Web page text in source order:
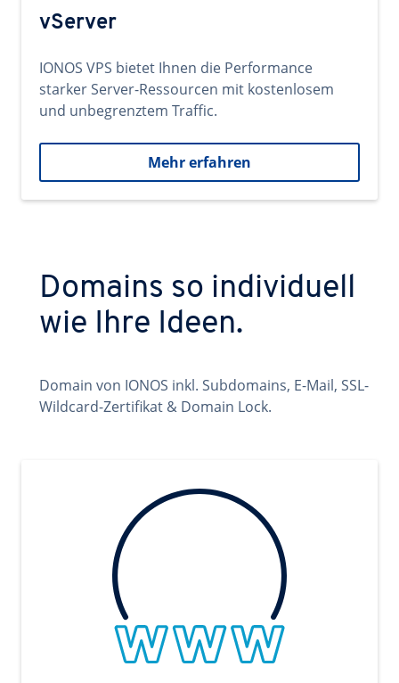
vServer
IONOS VPS bietet Ihnen die Performance
starker Server-Ressourcen mit kostenlosem
und unbegrenztem Traffic.
Mehr erfahren
Domains so individuell
wie Ihre Ideen.
Domain von IONOS inkl. Subdomains, E-Mail, SSL-
Wildcard-Zertifikat & Domain Lock.